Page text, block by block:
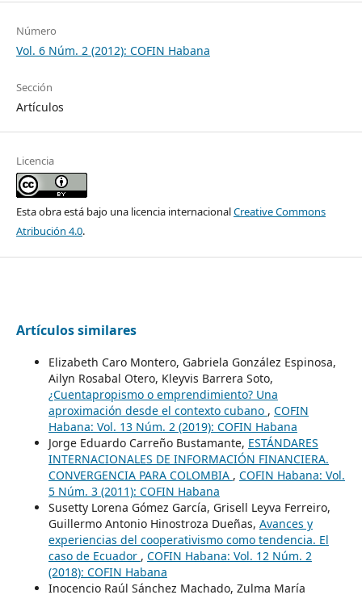
Número
Vol. 6 Núm. 2 (2012): COFIN Habana
Sección
Artículos
Licencia
Esta obra está bajo una licencia internacionalCreative Commons
Atribución 4.0.
Artículos similares
Elizabeth Caro Montero, Gabriela González Espinosa,
Ailyn Rosabal Otero, Kleyvis Barrera Soto,
¿Cuentapropismo o emprendimiento? Una
aproximación desde el contexto cubano , COFIN
Habana: Vol. 13 Núm. 2 (2019): COFIN Habana
Jorge Eduardo Carreño Bustamante, ESTÁNDARES
INTERNACIONALES DE INFORMACIÓN FINANCIERA.
CONVERGENCIA PARA COLOMBIA , COFIN Habana: Vol.
5 Núm. 3 (2011): COFIN Habana
Susetty Lorena Gómez García, Grisell Leyva Ferreiro,
Guillermo Antonio Hinostroza Dueñas, Avances y
experiencias del cooperativismo como tendencia. El
caso de Ecuador , COFIN Habana: Vol. 12 Núm. 2
(2018): COFIN Habana
Inocencio Raúl Sánchez Machado, Zulma María